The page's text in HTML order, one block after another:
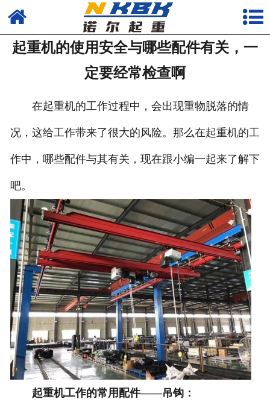
产品
公司
起重机的使用安全与哪些配件有关，一
定要经常检查啊
在起重机的工作过程中，会出现重物脱落的情
况，这给工作带来了很大的风险。那么在起重机的工
作中，哪些配件与其有关，现在跟小编一起来了解下
吧。
起重机工作的常用配件——吊钩：